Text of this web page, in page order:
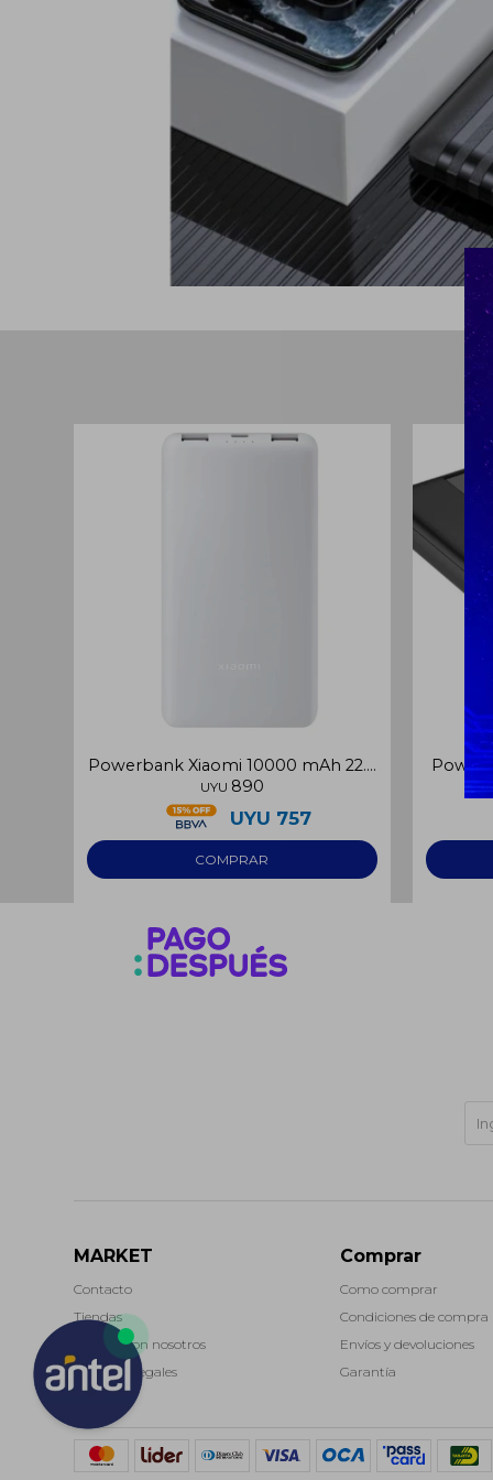
Powerbank Xiaomi 10000 mAh 22.5
W Fast
UYU 890
UYU 757
MARKET
Contacto
Tiendas
Trabaja con nosotros
Términos legales
Comprar
Como comprar
Condiciones de compra
Envíos y devoluciones
Garantía